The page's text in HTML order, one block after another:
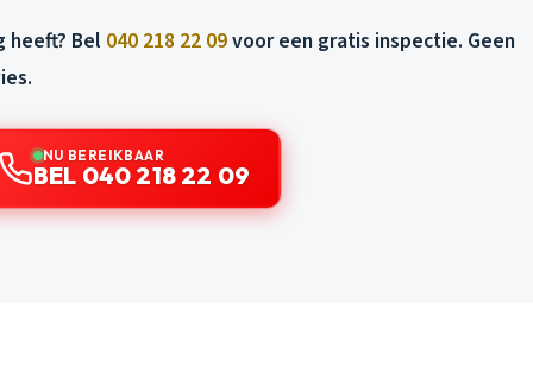
heeft? Bel 040 218 22 09voor een gratis inspectie. Geen
NU BEREIKBAAR
BEL 040 218 22 09